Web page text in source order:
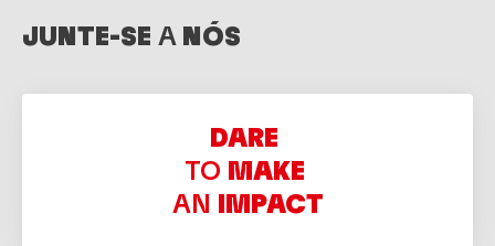
JUNTE-SE A NÓS
DARE
TO MAKE
AN
IMPACT